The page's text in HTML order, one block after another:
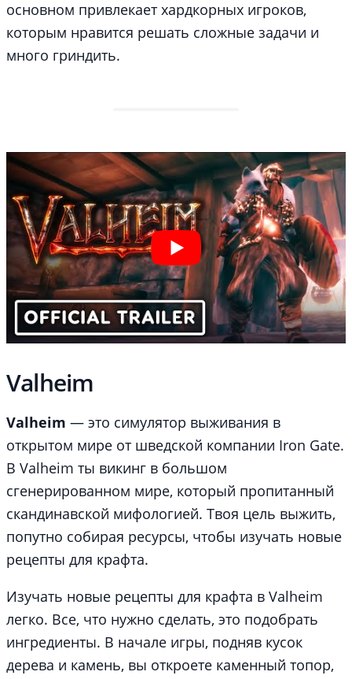
основном привлекает хардкорных игроков,
которым нравится решать сложные задачи и
много гриндить.
Valheim
Valheim — это симулятор выживания в
открытом мире от шведской компании Iron Gate.
В Valheim ты викинг в большом
сгенерированном мире, который пропитанный
скандинавской мифологией. Твоя цель выжить,
попутно собирая ресурсы, чтобы изучать новые
рецепты для крафта.
Изучать новые рецепты для крафта в Valheim
легко. Все, что нужно сделать, это подобрать
ингредиенты. В начале игры, подняв кусок
дерева и камень, вы откроете каменный топор,